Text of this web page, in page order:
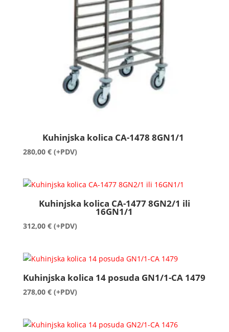
Kuhinjska kolica CA-1478 8GN1/1
280,00 € (+PDV)
Kuhinjska kolica CA-1477 8GN2/1 ili
16GN1/1
312,00 € (+PDV)
Kuhinjska kolica 14 posuda GN1/1-CA 1479
278,00 € (+PDV)